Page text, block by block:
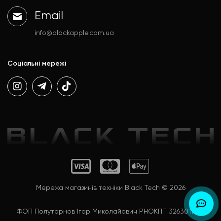
Email
info@blackapple.com.ua
Соціальні мережі
Мережа магазинів техніки Black Tech © 2026
ФОП Полуторнов Ігор Миколайович РНОКПП 3263011992